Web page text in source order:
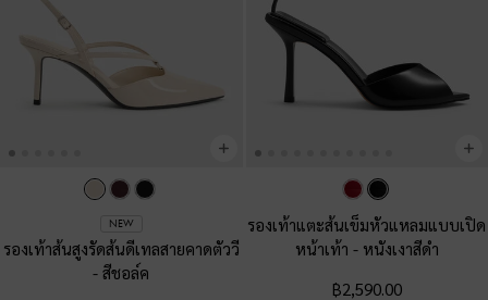
NEW
รองเท้าส้นสูงรัดส้นดีเทลสายคาดตัววี
-สีชอล์ค
รองเท้าแตะส้นเข็มหัวแหลมแบบเปิด
หน้าเท้า - หนังเงาสีดำ
฿2,590.00